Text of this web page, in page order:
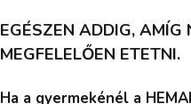
EGÉSZEN ADDIG, AMÍG
MEGFELELŐEN ETETNI.
Ha a gyermekénél a